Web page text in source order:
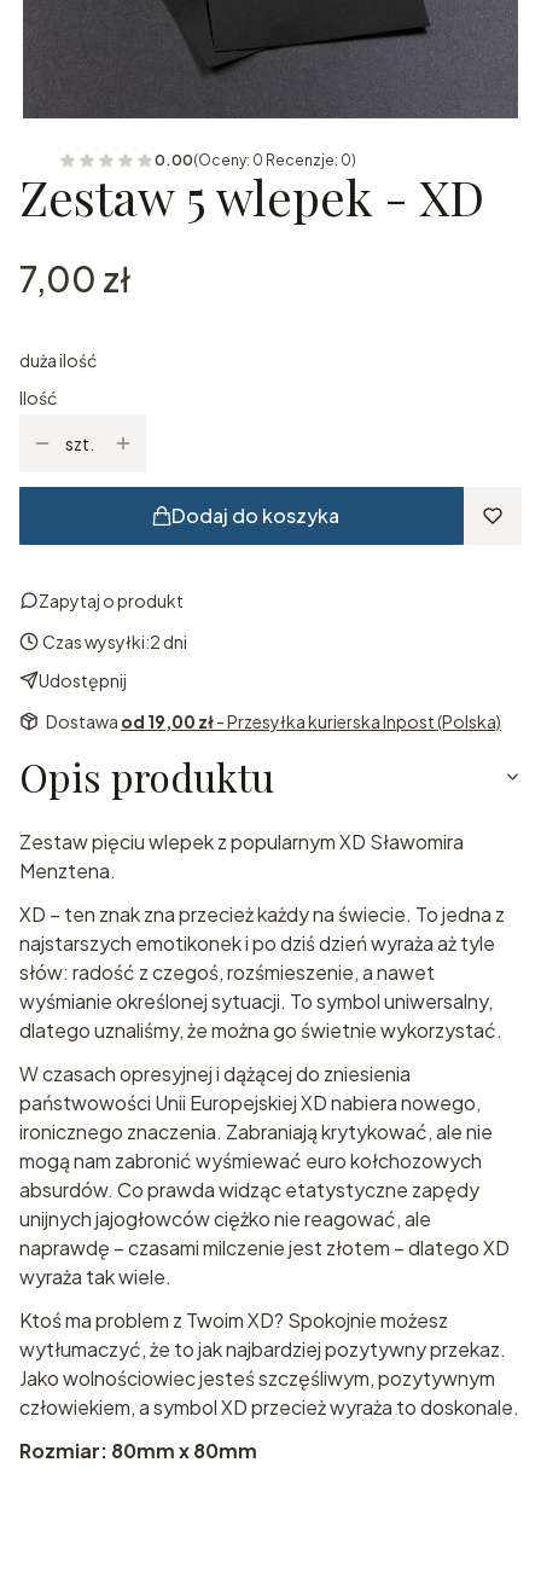
0.00(Oceny: 0 Recenzje: 0)
Zestaw 5 wlepek - XD
Cena
7,00 zł
duża ilość
Ilość
szt.
Dodaj do koszyka
Zapytaj o produkt
Czas wysyłki:2 dni
Udostępnij
Dostawa od 19,00 zł- Przesyłka kurierska Inpost (Polska)
Opis produktu
Zestaw pięciu wlepek z popularnym XD Sławomira
Menztena.
XD – ten znak zna przecież każdy na świecie. To jedna z
najstarszych emotikonek i po dziś dzień wyraża aż tyle
słów: radość z czegoś, rozśmieszenie, a nawet
wyśmianie określonej sytuacji. To symbol uniwersalny,
dlatego uznaliśmy, że można go świetnie wykorzystać.
W czasach opresyjnej i dążącej do zniesienia
państwowości Unii Europejskiej XD nabiera nowego,
ironicznego znaczenia. Zabraniają krytykować, ale nie
mogą nam zabronić wyśmiewać euro kołchozowych
absurdów. Co prawda widząc etatystyczne zapędy
unijnych jajogłowców ciężko nie reagować, ale
naprawdę – czasami milczenie jest złotem – dlatego XD
wyraża tak wiele.
Ktoś ma problem z Twoim XD? Spokojnie możesz
wytłumaczyć, że to jak najbardziej pozytywny przekaz.
Jako wolnościowiec jesteś szczęśliwym, pozytywnym
człowiekiem, a symbol XD przecież wyraża to doskonale.
Rozmiar: 80mm x 80mm